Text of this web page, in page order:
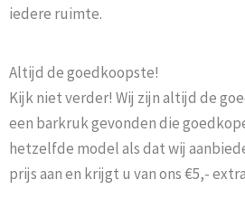
iedere ruimte.
Altijd de goedkoopste!
Kijk niet verder! Wij zijn altijd de
een barkruk gevonden die
hetzelfde model als dat wij
prijs aan en krijgt u van ons €5,-